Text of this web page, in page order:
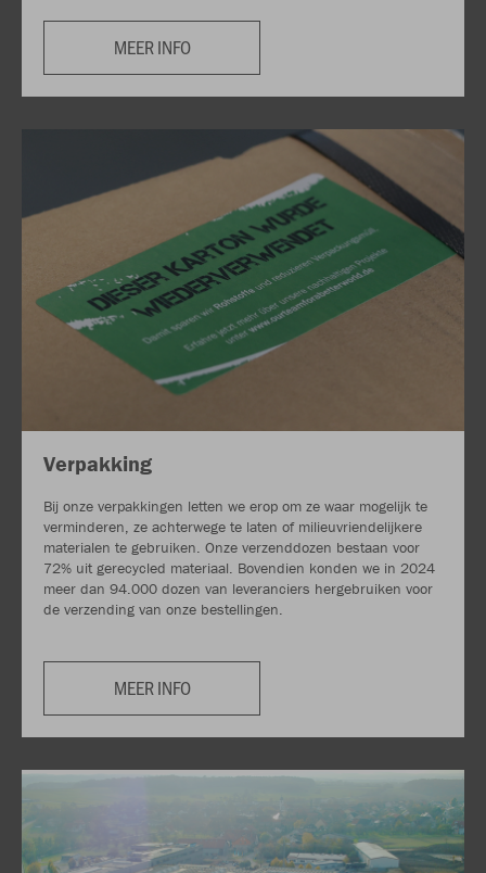
MEER INFO
Verpakking
Bij onze verpakkingen letten we erop om ze waar mogelijk te
verminderen, ze achterwege te laten of milieuvriendelijkere
materialen te gebruiken. Onze verzenddozen bestaan voor
72% uit gerecycled materiaal. Bovendien konden we in 2024
meer dan 94.000 dozen van leveranciers hergebruiken voor
de verzending van onze bestellingen.
MEER INFO